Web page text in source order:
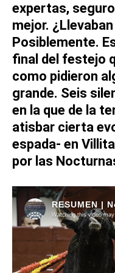
expertas,
mejor.
Posiblemente.
final del festejo
como pidieron
grande. Seis
en la que de la
atisbar cierta
espada- en Villita
por las